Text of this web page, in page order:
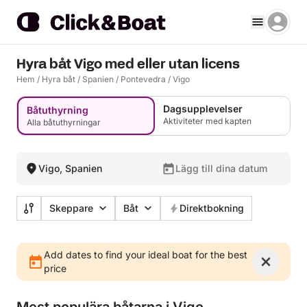
Hyra båt Vigo med eller utan licens
Hem / Hyra båt / Spanien / Pontevedra / Vigo
Båtuthyrning
Alla båtuthyrningar
Dagsupplevelser
Aktiviteter med kapten
Vigo, Spanien Lägg till dina datum
Skeppare Båt Direktbokning
Add dates to find your ideal boat for the best
price